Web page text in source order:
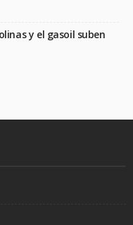
y el gasoil suben